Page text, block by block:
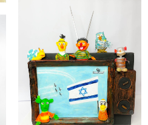
עוגת מנהרת הזמן ליום העצמאות
התקשר/י